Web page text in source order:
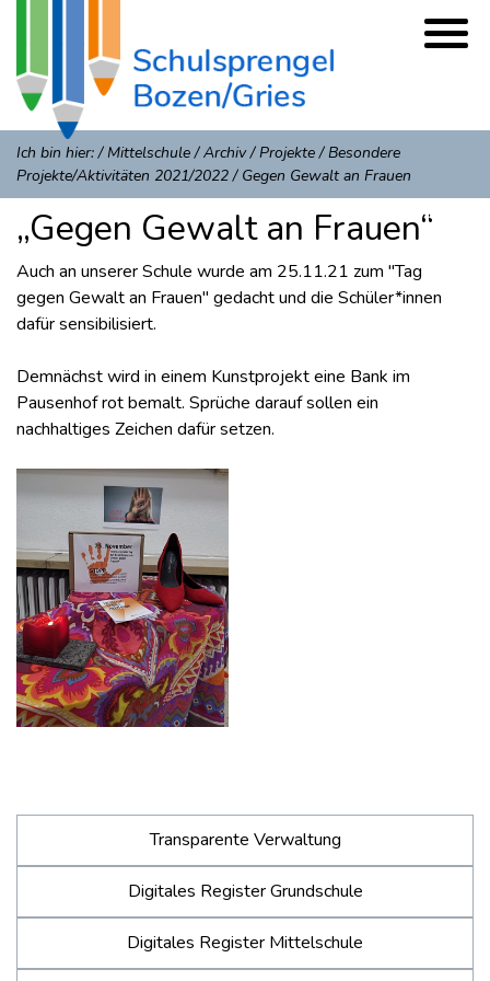
Ich bin hier:/Mittelschule/Archiv/Projekte/Besondere
Projekte/Aktivitäten 2021/2022/ Gegen Gewalt an Frauen
„Gegen Gewalt an Frauen“
Auch an unserer Schule wurde am 25.11.21 zum "Tag
gegen Gewalt an Frauen" gedacht und die Schüler*innen
dafür sensibilisiert.
Demnächst wird in einem Kunstprojekt eine Bank im
Pausenhof rot bemalt. Sprüche darauf sollen ein
nachhaltiges Zeichen dafür setzen.
Transparente Verwaltung
Digitales Register Grundschule
Digitales Register Mittelschule